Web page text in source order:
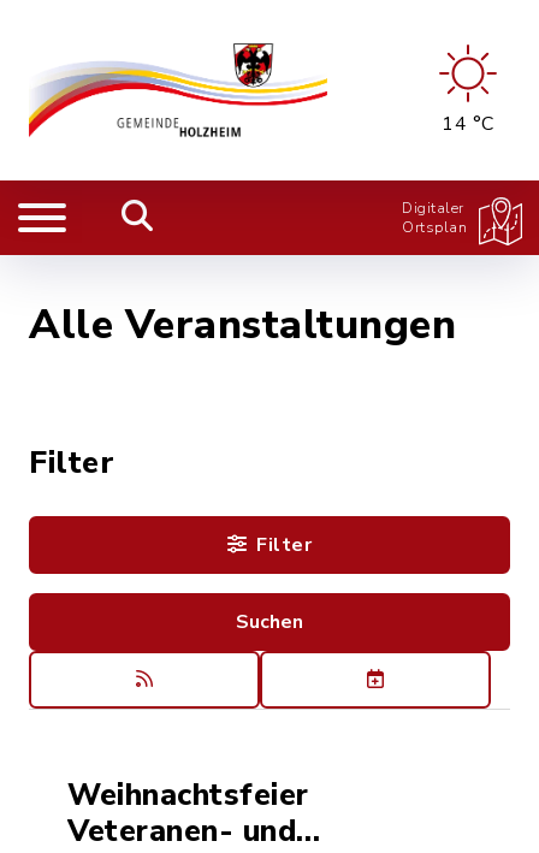
14 °C
Digitaler
Ortsplan
Alle Veranstaltungen
Weihnachtsfeier
Veteranen- und
Filter
Filter